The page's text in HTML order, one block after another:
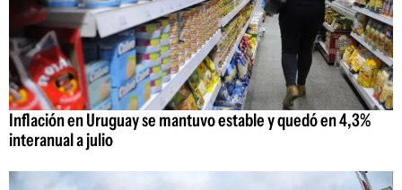
Inflación en Uruguay se mantuvo estable y quedó en 4,3%
interanual a julio